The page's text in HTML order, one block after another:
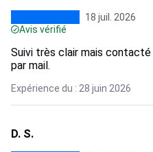
18 juil. 2026
Avis vérifié
Suivi très clair mais
par mail.
Expérience du : 28 juin 2026
D. S.